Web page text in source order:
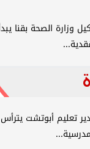
وزارة الصحة بقنا
تعليم أبوتشت يترأس